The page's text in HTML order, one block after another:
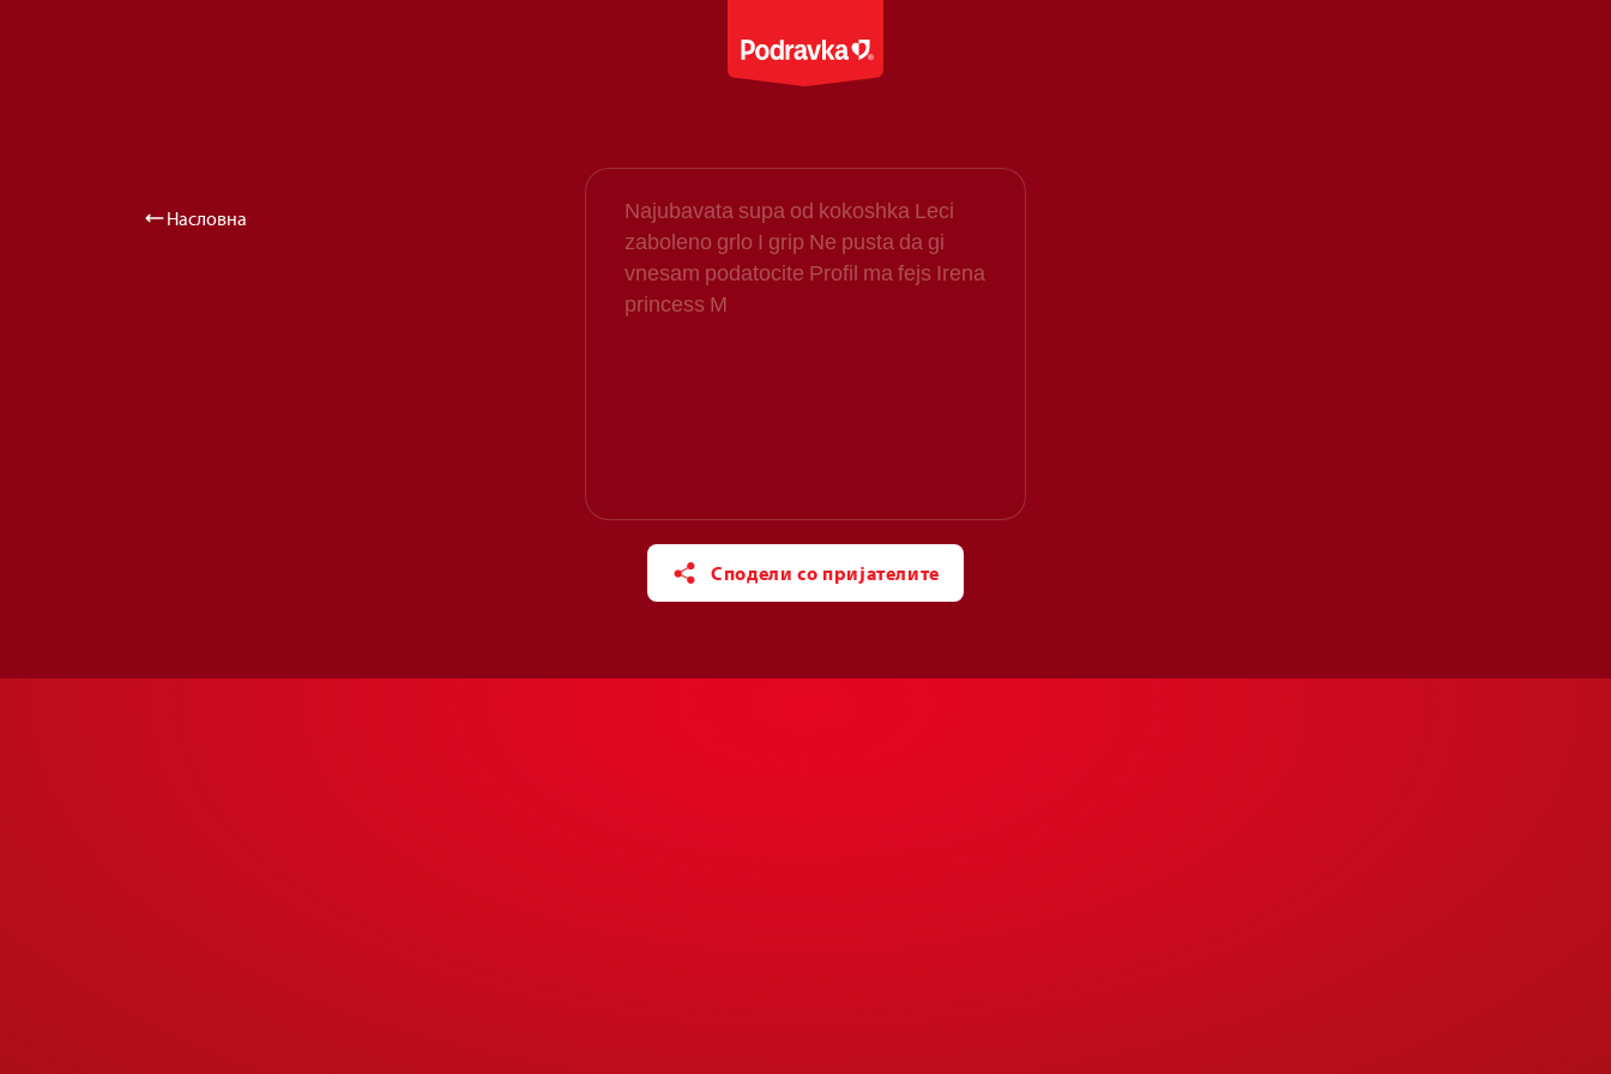
Насловна
Сподели со пријателите